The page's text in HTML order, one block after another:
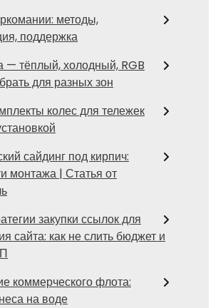
методы,
поддержка
— тёплый, холодный, RGB
для разных зон
колес для тележек
сайдинг под кирпич:
монтажа | Статья от
закупки ссылок для
сайта: как не слить бюджет и
коммерческого флота:
на воде